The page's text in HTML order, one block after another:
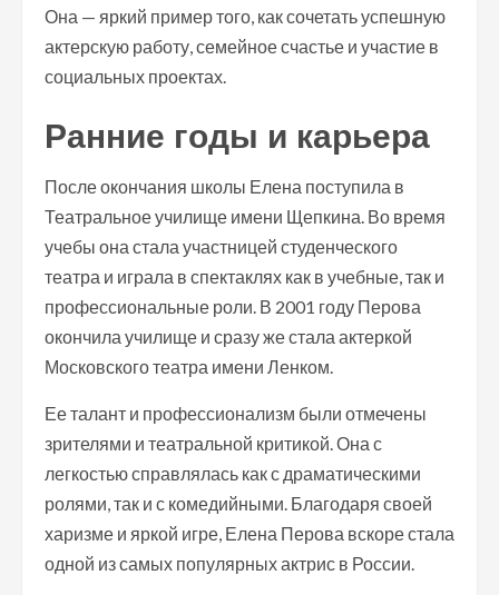
Она — яркий пример того, как сочетать успешную
актерскую работу, семейное счастье и участие в
социальных проектах.
Ранние годы и карьера
После окончания школы Елена поступила в
Театральное училище имени Щепкина. Во время
учебы она стала участницей студенческого
театра и играла в спектаклях как в учебные, так и
профессиональные роли. В 2001 году Перова
окончила училище и сразу же стала актеркой
Московского театра имени Ленком.
Ее талант и профессионализм были отмечены
зрителями и театральной критикой. Она с
легкостью справлялась как с драматическими
ролями, так и с комедийными. Благодаря своей
харизме и яркой игре, Елена Перова вскоре стала
одной из самых популярных актрис в России.